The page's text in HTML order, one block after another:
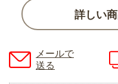
詳しい
メールで
送る